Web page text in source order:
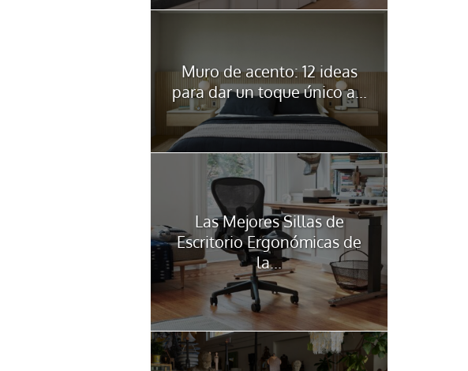
Muro de acento: 12 ideas
para dar un toque único a...
Las Mejores Sillas de
Escritorio Ergonómicas de
la...